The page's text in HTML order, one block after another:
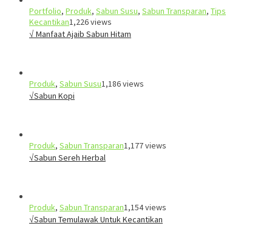
Portfolio, Produk, Sabun Susu, Sabun Transparan, Tips
Kecantikan1,226 views
√ Manfaat Ajaib Sabun Hitam
Produk, Sabun Susu1,186 views
√Sabun Kopi
Produk, Sabun Transparan1,177 views
√Sabun Sereh Herbal
Produk, Sabun Transparan1,154 views
√Sabun Temulawak Untuk Kecantikan